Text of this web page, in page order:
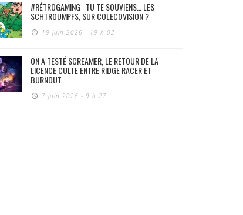
#RÉTROGAMING : TU TE SOUVIENS… LES
SCHTROUMPFS, SUR COLECOVISION ?
19 juin 2026 - 19 h 02
ON A TESTÉ SCREAMER, LE RETOUR DE LA
LICENCE CULTE ENTRE RIDGE RACER ET
BURNOUT
7 juin 2026 - 9 h 27